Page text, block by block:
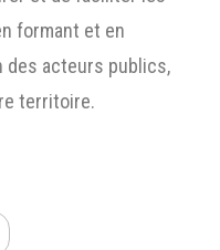
formant et en
des acteurs publics,
territoire.